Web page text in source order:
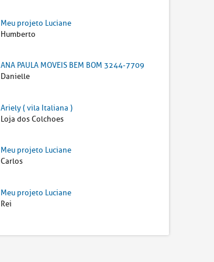
Meu projeto Luciane
Humberto
ANA PAULA MOVEIS BEM BOM 3244-7709
Danielle
Ariely ( vila Italiana )
Loja dos Colchoes
Meu projeto Luciane
Carlos
Meu projeto Luciane
Rei